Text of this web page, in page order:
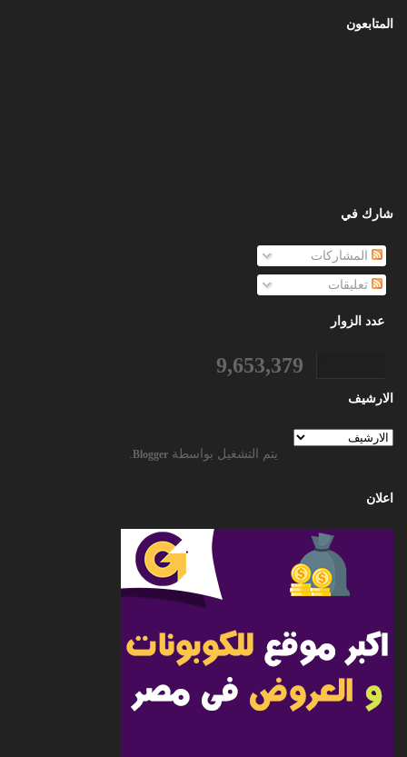
المتابعون
شارك في
المشاركات
تعليقات
عدد الزوار
9,653,379
الارشيف
يتم التشغيل بواسطة Blogger
اعلان